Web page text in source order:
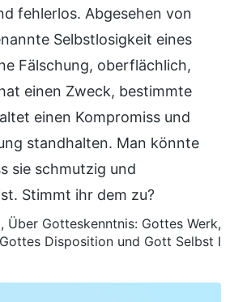
fehlerlos. Abgesehen von
Selbstlosigkeit eines
Fälschung, oberflächlich,
einen Zweck, bestimmte
einen Kompromiss und
standhalten. Man könnte
sie schmutzig und
Stimmt ihr dem zu?
Über Gotteskenntnis: Gottes Werk,
Gottes Disposition und Gott Selbst I